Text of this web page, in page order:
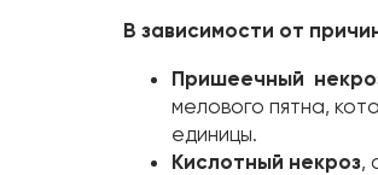
В зависимости от
Пришеечный
мелового пятна,
единицы.
Кислотный некроз,